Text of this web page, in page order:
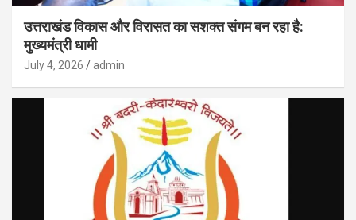
उत्तराखंड विकास और विरासत का सशक्त संगम बन रहा है:
मुख्यमंत्री धामी
July 4, 2026 admin